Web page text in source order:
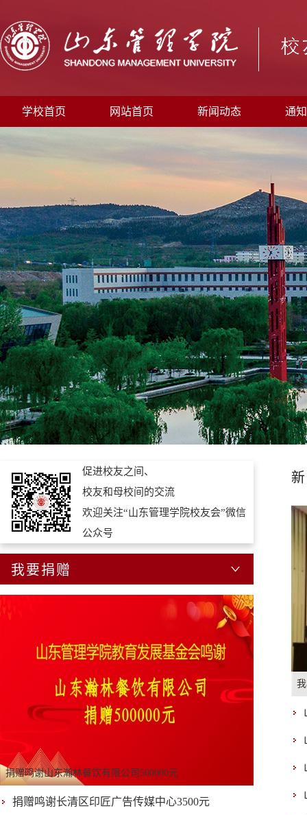
学校首页 网站首页 新闻动态 通
促进校友之间、
校友和母校间的交流
欢迎关注“山东管理学院校友会”微信
公众号
我要捐赠
捐赠鸣谢山东鲁慈慈善对外交流中心捐赠368700元
捐赠鸣谢长清区印匠广告传媒中心3500元
捐赠鸣谢山东瀚林餐饮有限公司500000元
捐赠鸣谢济南丰创餐饮管理有限公司250000元
捐赠鸣谢长清区印匠广告传媒中心3500元
讲
会
讲